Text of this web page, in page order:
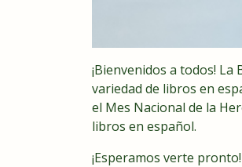
¡Bienvenidos a todos!
variedad de libros en
el Mes Nacional de la
libros en español.
¡Esperamos verte pronto!